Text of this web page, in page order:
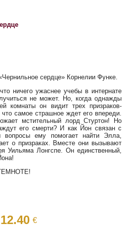
сердце» Корнелии Функе.
ничего ужаснее учебы в интернате
не может. Но, когда однажды
комнаты он видит трех призраков-
самое страшное ждет его впереди.
мстительный лорд Стуртон! Но
его смерти? И как Йон связан с
ему помогает найти Элла,
о призраках. Вместе они вызывают
Уильяма Лонгспе. Он единственный,
12.40 €